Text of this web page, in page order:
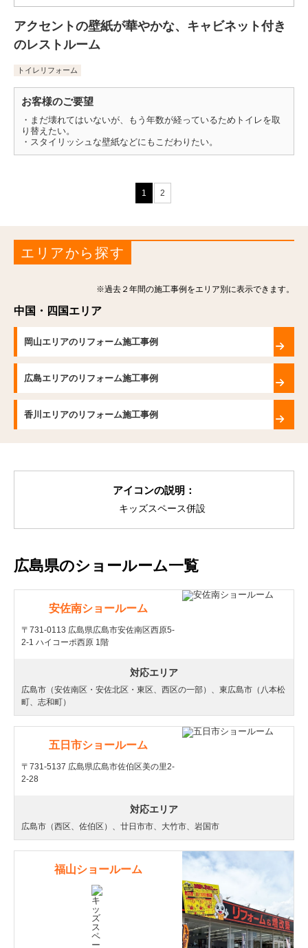
アクセントの壁紙が華やかな、キャビネット付き
のレストルーム
トイレリフォーム
お客様のご要望
・まだ壊れてはいないが、もう年数が経っているためトイレを取
り替えたい。
・スタイリッシュな壁紙などにもこだわりたい。
1 2
エリアから探す
※過去２年間の施工事例をエリア別に表示できます。
中国・四国エリア
岡山エリアのリフォーム施工事例
広島エリアのリフォーム施工事例
香川エリアのリフォーム施工事例
アイコンの説明：
キッズスペース併設
広島県のショールーム一覧
安佐南ショールーム
〒731-0113 広島県広島市安佐南区西原5-
2-1 ハイコーポ西原 1階
対応エリア
広島市（安佐南区・安佐北区・東区、西区の一部）、東広島市（八本松
町、志和町）
五日市ショールーム
〒731-5137 広島県広島市佐伯区美の里2-
2-28
対応エリア
広島市（西区、佐伯区）、廿日市市、大竹市、岩国市
福山ショールーム